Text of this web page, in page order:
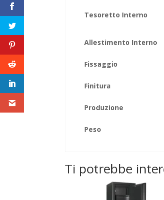
Tesoretto Interno
Allestimento Interno
Fissaggio
Finitura
Produzione
Peso
Ti potrebbe